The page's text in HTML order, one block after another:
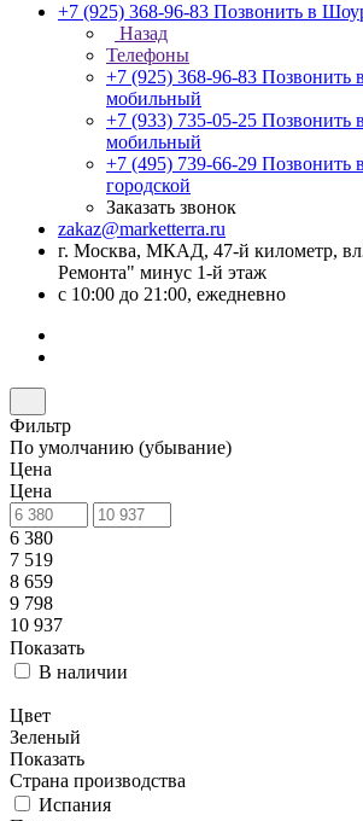
+7 (925) 368-96-83 Позвонить в
Назад
Телефоны
+7 (925) 368-96-83 Позвонить
мобильный
+7 (933) 735-05-25 Позвонить
мобильный
+7 (495) 739-66-29 Позвонить
городской
Заказать звонок
zakaz@marketterra.ru
г. Москва, МКАД, 47-й километр,
Ремонта" минус 1-й этаж
с 10:00 до 21:00, ежедневно
Фильтр
По умолчанию (убывание)
Цена
Цена
6 380
7 519
8 659
9 798
10 937
Показать
В наличии
Цвет
Зеленый
Показать
Страна производства
Испания